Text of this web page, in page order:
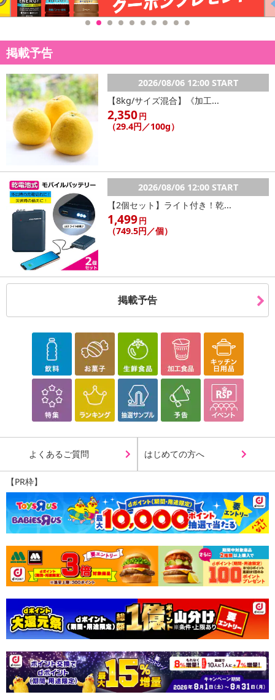
掲載予告
2026/08/06 12:00 START
【8kg/サイズ混合】《加工...
2,350円
（29.4円／100g）
2026/08/06 12:00 START
【2個セット】ライト付き！乾...
1,499円
（749.5円／個）
掲載予告
よくあるご質問 はじめての方へ
【PR枠】